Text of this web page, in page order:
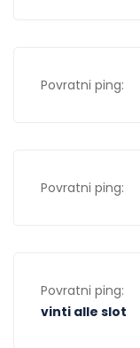
Povratni ping:
Povratni ping:
Povratni ping:
vinti alle slot